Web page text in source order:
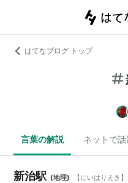
はてなブログ トップ
言葉の解説 ネットで話
新治駅 (地理) 【にいはりえき 】